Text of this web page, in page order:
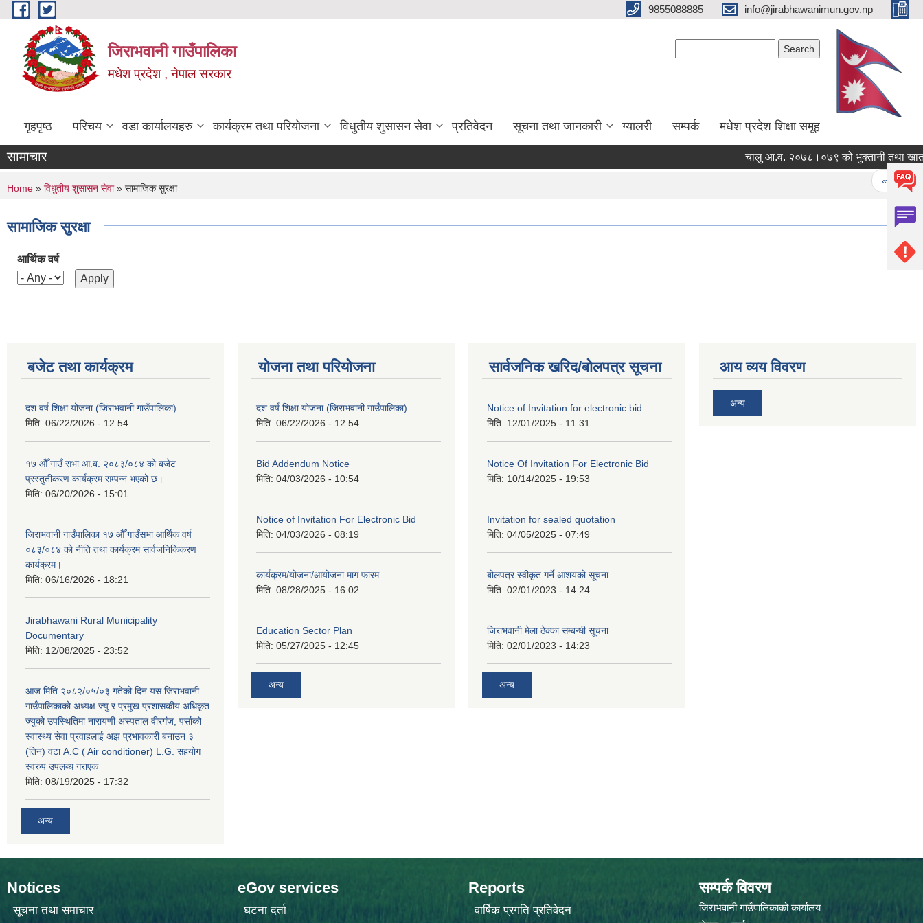
Skip to main content 9855088885 info@jirabhawanimun.gov.np
जिराभवानी गाउँपालिका
मधेश प्रदेश , नेपाल सरकार
गृहपृष्ठ परिचय वडा कार्यालयहरु कार्यक्रम तथा परियोजना विधुतीय शुसासन सेवा प्रतिवेदन सूचना तथा जानकारी ग्यालरी सम्पर्क मधेश प्रदेश शिक्षा समूह
सामाचार चालु आ.व. २०७८।०७९ को भुक्तानी तथा
« first
You are here
Home » विधुतीय शुसासन सेवा» सामाजिक सुरक्षा
सामाजिक सुरक्षा
आर्थिक वर्ष
बजेट तथा कार्यक्रम
दश वर्ष शिक्षा योजना (जिराभवानी गाउँपालिका)
मिति: 06/22/2026 - 12:54
१७ औँ गाउँ सभा आ.ब. २०८३/०८४ को बजेट
प्रस्तुतीकरण कार्यक्रम सम्पन्न भएको छ।
मिति: 06/20/2026 - 15:01
जिराभवानी गाउँपालिका १७ औँ गाउँसभा आर्थिक वर्ष
०८३/०८४ को नीति तथा कार्यक्रम सार्वजनिकिकरण
कार्यक्रम।
मिति: 06/16/2026 - 18:21
Jirabhawani Rural Municipality
Documentary
मिति: 12/08/2025 - 23:52
आज मिति:२०८२/०५/०३ गतेको दिन यस जिराभवानी
गाउँपालिकाको अध्यक्ष ज्यु र प्रमुख प्रशासकीय अधिकृत
ज्युको उपस्थितिमा नारायणी अस्पताल वीरगंज, पर्साको
स्वास्थ्य सेवा प्रवाहलाई अझ प्रभावकारी बनाउन ३
(तिन) वटा A.C ( Air conditioner) L.G. सहयाेग
स्वरुप उपलब्ध गराएक
मिति: 08/19/2025 - 17:32
अन्य
योजना तथा परियोजना
दश वर्ष शिक्षा योजना (जिराभवानी गाउँपालिका)
मिति: 06/22/2026 - 12:54
Bid Addendum Notice
मिति: 04/03/2026 - 10:54
Notice of Invitation For Electronic Bid
मिति: 04/03/2026 - 08:19
कार्यक्रम/योजना/आयोजना माग फारम
मिति: 08/28/2025 - 16:02
Education Sector Plan
मिति: 05/27/2025 - 12:45
अन्य
सार्वजनिक खरिद/बोलपत्र सूचना
Notice of Invitation for electronic bid
मिति: 12/01/2025 - 11:31
Notice Of Invitation For Electronic Bid
मिति: 10/14/2025 - 19:53
Invitation for sealed quotation
मिति: 04/05/2025 - 07:49
बोलपत्र स्वीकृत गर्ने आशयको सूचना
मिति: 02/01/2023 - 14:24
जिराभवानी मेला ठेक्का सम्बन्धी सूचना
मिति: 02/01/2023 - 14:23
अन्य
आय व्यय विवरण
अन्य
Notices
सूचना तथा समाचार
eGov services
घटना दर्ता
Reports
वार्षिक प्रगति प्रतिवेदन
सम्पर्क विवरण
जिराभवानी गाउँपालिकाको कार्यालय